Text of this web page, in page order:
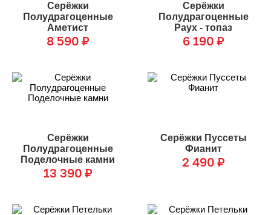
Серёжки
Полудрагоценные
Аметист
8 590 ₽
Серёжки
Полудрагоценные
Раух - топаз
6 190 ₽
Серёжки
Полудрагоценные
Поделочные камни
13 390 ₽
Серёжки Пуссеты
Фианит
2 490 ₽